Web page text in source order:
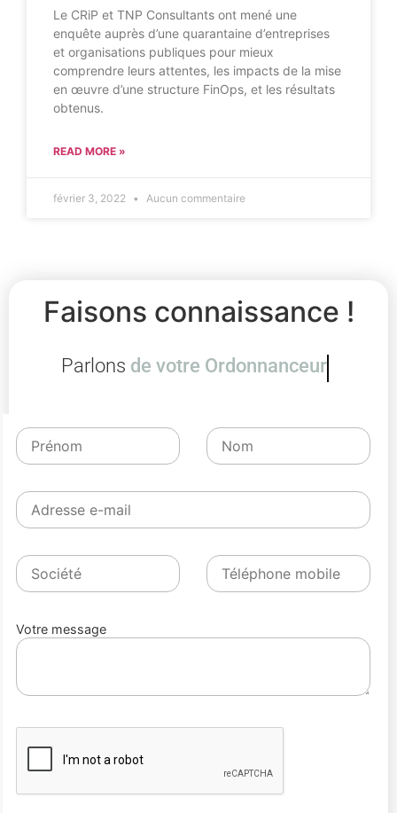
Le CRiP et TNP Consultants ont mené une
enquête auprès d’une quarantaine d’entreprises
et organisations publiques pour mieux
comprendre leurs attentes, les impacts de la mise
en œuvre d’une structure FinOps, et les résultats
obtenus.
READ MORE »
février 3, 2022 Aucun commentaire
Faisons connaissance !
Parlons de votre
Votre message